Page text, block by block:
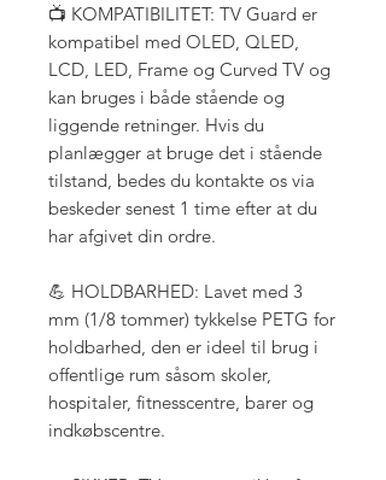
📺 KOMPATIBILITET: TV Guard er
kompatibel med OLED, QLED,
LCD, LED, Frame og Curved TV og
kan bruges i både stående og
liggende retninger. Hvis du
planlægger at bruge det i stående
tilstand, bedes du kontakte os via
beskeder senest 1 time efter at du
har afgivet din ordre.
💪 HOLDBARHED: Lavet med 3
mm (1/8 tommer) tykkelse PETG for
holdbarhed, den er ideel til brug i
offentlige rum såsom skoler,
hospitaler, fitnesscentre, barer og
indkøbscentre.